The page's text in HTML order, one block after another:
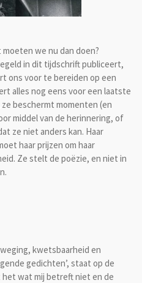
we nu dan doen?
in dit tijdschrift publiceert,
ons voor te bereiden op een
alles nog eens voor een laatste
beschermt momenten (en
middel van de herinnering, of
ze niet anders kan. Haar
haar prijzen om haar
Ze stelt de poëzie, en niet in
kwetsbaarheid en
gedichten’, staat op de
wat mij betreft niet en de